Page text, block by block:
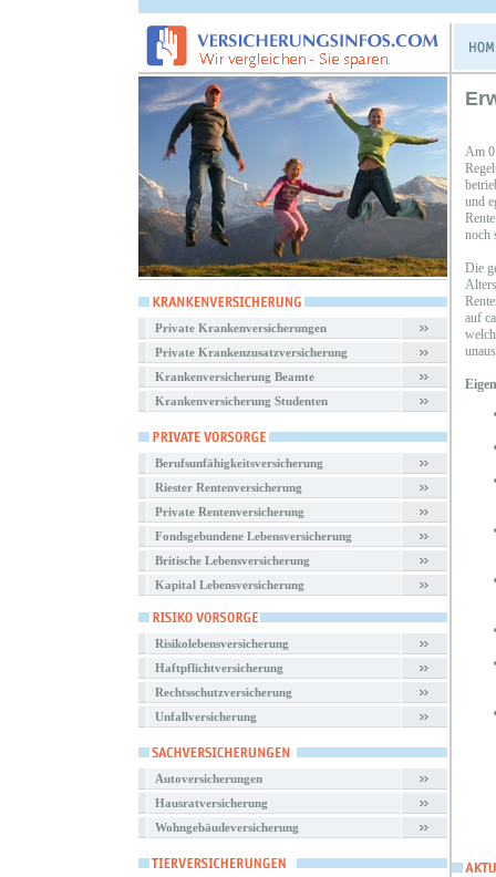
Private Krankenversicherungen
Private Krankenzusatzversicherung
Krankenversicherung Beamte
Krankenversicherung Studenten
Berufsunfähigkeitsversicherung
Riester Rentenversicherung
Private Rentenversicherung
Fondsgebundene Lebensversicherung
Britische Lebensversicherung
Kapital Lebensversicherung
Risikolebensversicherung
Haftpflichtversicherung
Rechtsschutzversicherung
Unfallversicherung
Autoversicherungen
Hausratversicherung
Wohngebäudeversicherung
Am
und
noch
Die
auf